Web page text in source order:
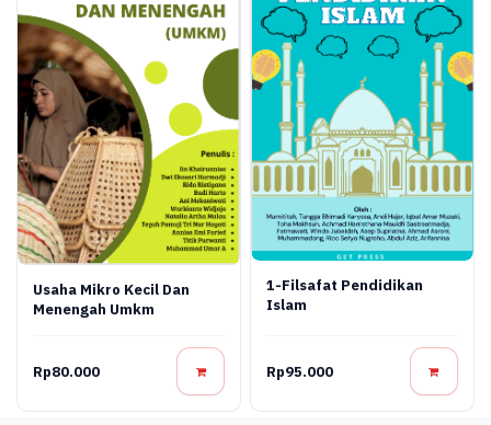
Usaha Mikro Kecil Dan
Menengah Umkm
Rp80.000
1-Filsafat Pendidikan
Islam
Rp95.000